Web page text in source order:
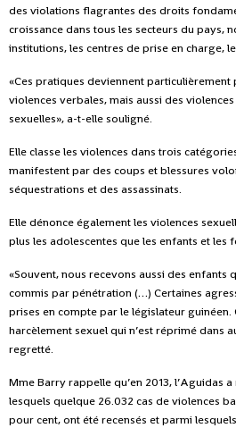
des violations flagrantes des droits
croissance dans tous les secteurs du pays,
institutions, les centres de prise en charge,
«Ces pratiques deviennent particulièrement
violences verbales, mais aussi des
sexuelles», a-t-elle souligné.
Elle classe les violences dans trois
manifestent par des coups et blessures
séquestrations et des assassinats.
Elle dénonce également les violences
plus les adolescentes que les enfants et les
«Souvent, nous recevons aussi des enfants
commis par pénétration (…) Certaines
prises en compte par le législateur guinéen.
harcèlement sexuel qui n’est réprimé dans
regretté.
Mme Barry rappelle qu’en 2013, l’Aguidas
lesquels quelque 26.032 cas de violences
pour cent, ont été recensés et parmi